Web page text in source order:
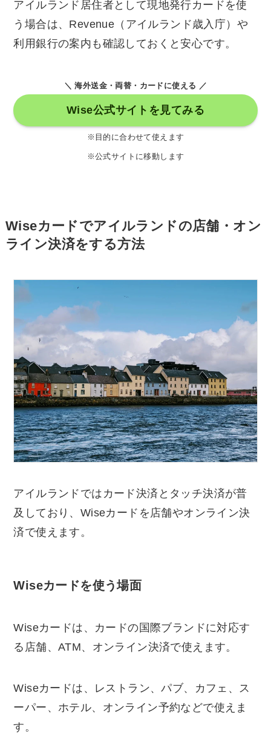
アイルランド居住者として現地発行カードを使
う場合は、Revenue（アイルランド歳入庁）や
利用銀行の案内も確認しておくと安心です。
＼ 海外送金・両替・カードに使える ／
Wise公式サイトを見てみる
※目的に合わせて使えます
※公式サイトに移動します
Wiseカードでアイルランドの店舗・オン
ライン決済をする方法
アイルランドではカード決済とタッチ決済が普
及しており、Wiseカードを店舗やオンライン決
済で使えます。
Wiseカードを使う場面
Wiseカードは、カードの国際ブランドに対応す
る店舗、ATM、オンライン決済で使えます。
Wiseカードは、レストラン、パブ、カフェ、ス
ーパー、ホテル、オンライン予約などで使えま
す。